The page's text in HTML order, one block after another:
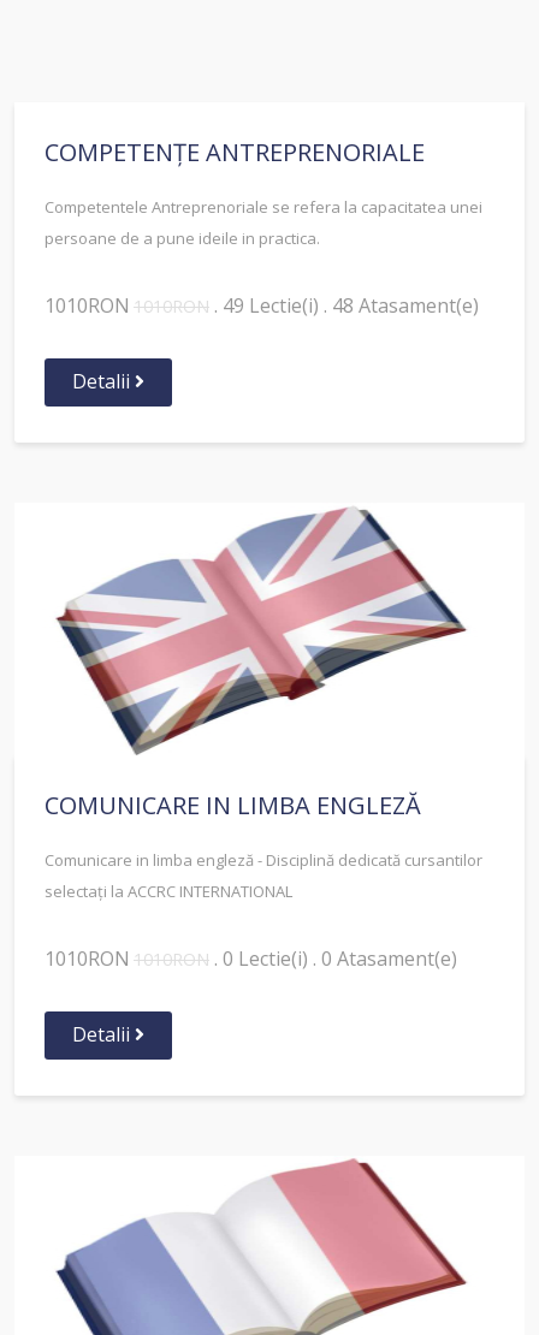
COMPETENȚE ANTREPRENORIALE
Competentele Antreprenoriale se refera la capacitatea unei
persoane de a pune ideile in practica.
1010RON 1010RON . 49 Lectie(i) . 48 Atasament(e)
Detalii
COMUNICARE IN LIMBA ENGLEZĂ
Comunicare in limba engleză - Disciplină dedicată cursantilor
selectați la ACCRC INTERNATIONAL
1010RON 1010RON . 0 Lectie(i) . 0 Atasament(e)
Detalii